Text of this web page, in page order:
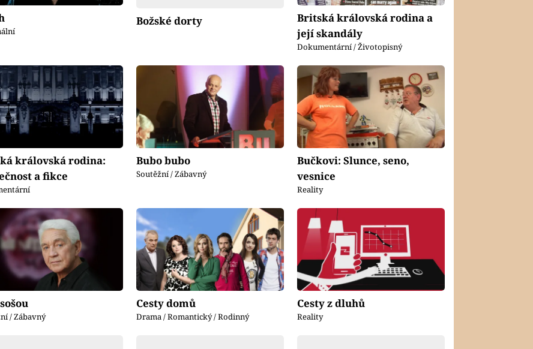
Božské dorty
Britská královská rodina a
její skandály
Dokumentární / Životopisný
královská rodina:
a fikce
Bubo bubo
Soutěžní / Zábavný
Bučkovi: Slunce, seno,
vesnice
Reality
/ Zábavný
Cesty domů
Drama / Romantický / Rodinný
Cesty z dluhů
Reality